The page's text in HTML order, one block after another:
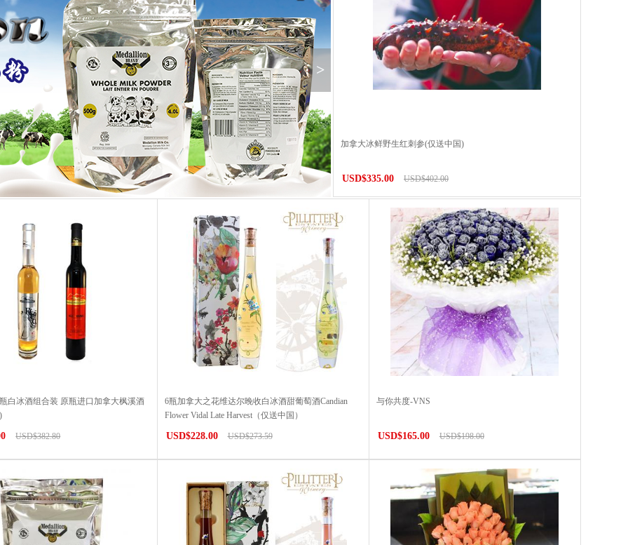
>
加拿大冰鲜野生红刺参(仅送中国)
USD$335.00 USD$402.00
白冰酒组合装 原瓶进口加拿大枫溪酒
USD$382.80
6瓶加拿大之花维达尔晚收白冰酒甜葡萄酒Candian
Flower Vidal Late Harvest（仅送中国）
USD$228.00 USD$273.59
与你共度-VNS
USD$165.00 USD$198.00